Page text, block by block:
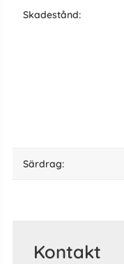
skadestånd:
särdrag:
Kontakt